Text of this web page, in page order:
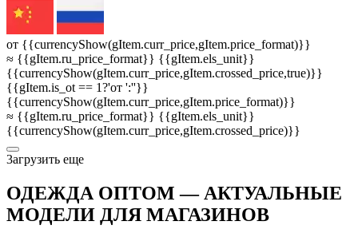
от {{currencyShow(gItem.curr_price,gItem.price_format)}}
≈ {{gItem.ru_price_format}} {{gItem.els_unit}}
{{currencyShow(gItem.curr_price,gItem.crossed_price,true)}}
{{gItem.is_ot == 1?'от ':''}}
{{currencyShow(gItem.curr_price,gItem.price_format)}}
≈ {{gItem.ru_price_format}} {{gItem.els_unit}}
{{currencyShow(gItem.curr_price,gItem.crossed_price)}}
3агрузить еще
ОДЕЖДА ОПТОМ — АКТУАЛЬНЫЕ
МОДЕЛИ ДЛЯ МАГАЗИНОВ